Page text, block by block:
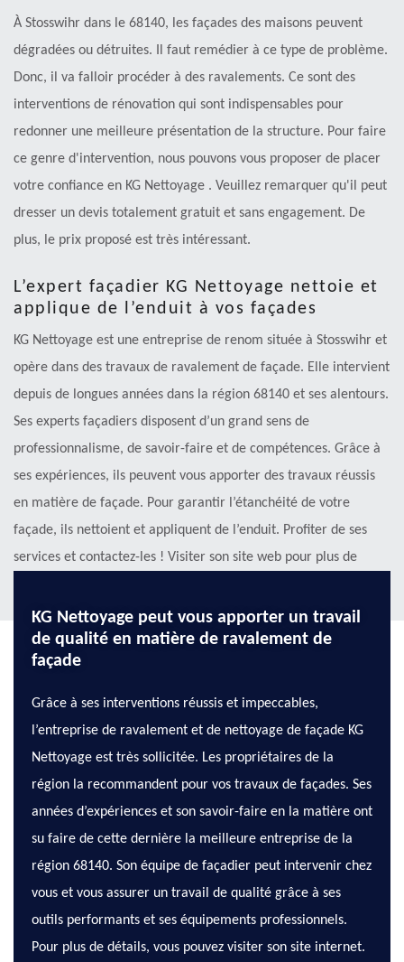
À Stosswihr dans le 68140, les façades des maisons peuvent
dégradées ou détruites. Il faut remédier à ce type de problème.
Donc, il va falloir procéder à des ravalements. Ce sont des
interventions de rénovation qui sont indispensables pour
redonner une meilleure présentation de la structure. Pour faire
ce genre d'intervention, nous pouvons vous proposer de placer
votre confiance en KG Nettoyage . Veuillez remarquer qu'il peut
dresser un devis totalement gratuit et sans engagement. De
plus, le prix proposé est très intéressant.
L’expert façadier KG Nettoyage nettoie et
applique de l’enduit à vos façades
KG Nettoyage est une entreprise de renom située à Stosswihr et
opère dans des travaux de ravalement de façade. Elle intervient
depuis de longues années dans la région 68140 et ses alentours.
Ses experts façadiers disposent d’un grand sens de
professionnalisme, de savoir-faire et de compétences. Grâce à
ses expériences, ils peuvent vous apporter des travaux réussis
en matière de façade. Pour garantir l’étanchéité de votre
façade, ils nettoient et appliquent de l’enduit. Profiter de ses
services et contactez-les ! Visiter son site web pour plus de
KG Nettoyage peut vous apporter un travail
de qualité en matière de ravalement de
façade
Grâce à ses interventions réussis et impeccables,
l’entreprise de ravalement et de nettoyage de façade KG
Nettoyage est très sollicitée. Les propriétaires de la
région la recommandent pour vos travaux de façades. Ses
années d’expériences et son savoir-faire en la matière ont
su faire de cette dernière la meilleure entreprise de la
région 68140. Son équipe de façadier peut intervenir chez
vous et vous assurer un travail de qualité grâce à ses
outils performants et ses équipements professionnels.
Pour plus de détails, vous pouvez visiter son site internet.